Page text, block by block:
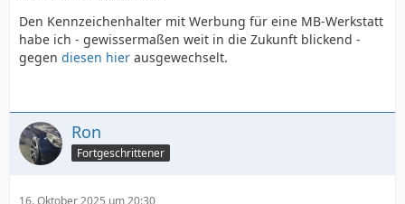
Den Kennzeichenhalter mit Werbung für eine MB-Werkstatt
habe ich - gewissermaßen weit in die Zukunft blickend -
gegen diesen hier ausgewechselt.
Ron
Fortgeschrittener
16. Oktober 2025 um 20:30